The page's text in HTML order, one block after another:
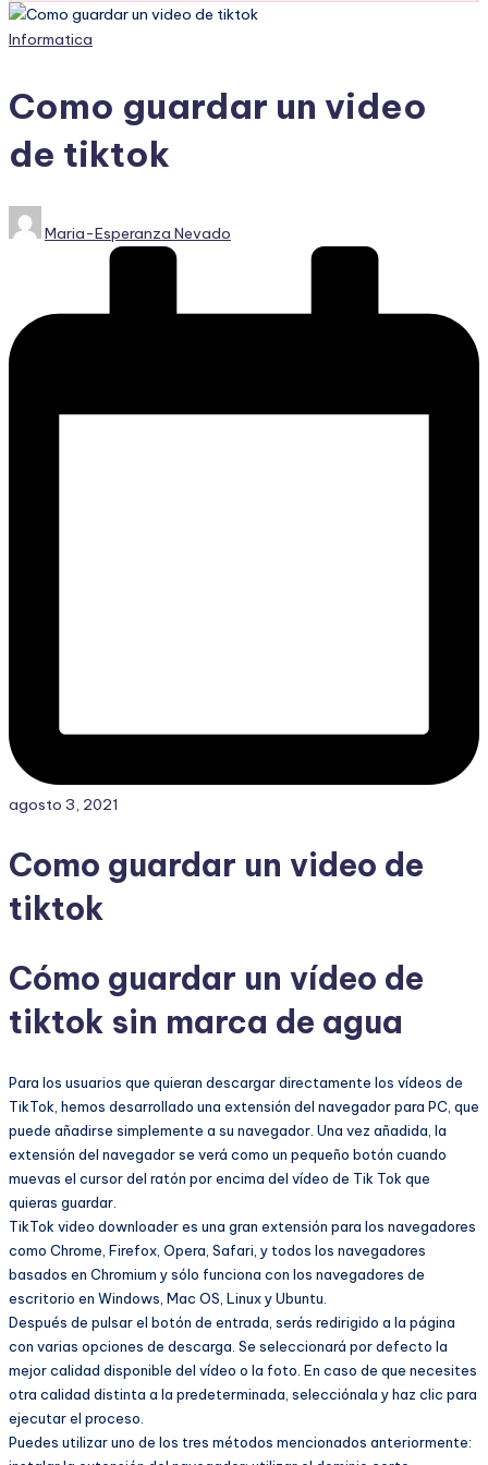
Publicado
Informatica
Como guardar un video
de tiktok
Publicado
por
Maria-Esperanza Nevado
agosto 3, 2021
Como guardar un video de
tiktok
Cómo guardar un vídeo de
tiktok sin marca de agua
Para los usuarios que quieran descargar directamente los vídeos de
TikTok, hemos desarrollado una extensión del navegador para PC, que
puede añadirse simplemente a su navegador. Una vez añadida, la
extensión del navegador se verá como un pequeño botón cuando
muevas el cursor del ratón por encima del vídeo de Tik Tok que
quieras guardar.
TikTok video downloader es una gran extensión para los navegadores
como Chrome, Firefox, Opera, Safari, y todos los navegadores
basados en Chromium y sólo funciona con los navegadores de
escritorio en Windows, Mac OS, Linux y Ubuntu.
Después de pulsar el botón de entrada, serás redirigido a la página
con varias opciones de descarga. Se seleccionará por defecto la
mejor calidad disponible del vídeo o la foto. En caso de que necesites
otra calidad distinta a la predeterminada, selecciónala y haz clic para
ejecutar el proceso.
Puedes utilizar uno de los tres métodos mencionados anteriormente: